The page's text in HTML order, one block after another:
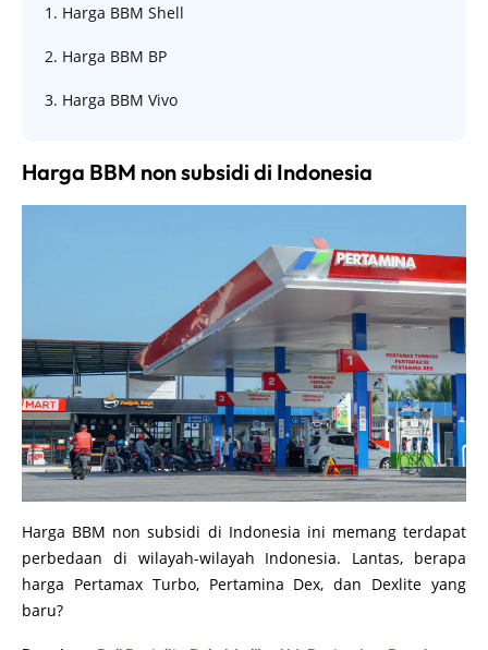
1. Harga BBM Shell
2. Harga BBM BP
3. Harga BBM Vivo
Harga BBM non subsidi di Indonesia
Harga BBM non subsidi di Indonesia ini memang terdapat
perbedaan di wilayah-wilayah Indonesia. Lantas, berapa
harga Pertamax Turbo, Pertamina Dex, dan Dexlite yang
baru?